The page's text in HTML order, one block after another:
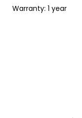
Warranty: 1 year